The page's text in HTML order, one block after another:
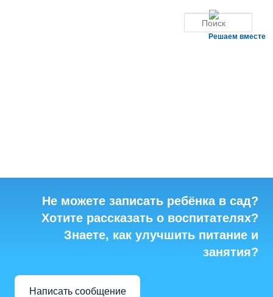
Решаем вместе
Не можете записать ребёнка в сад?
Хотите рассказать о воспитателях?
Знаете, как улучшить питание и
занятия?
Написать сообщение